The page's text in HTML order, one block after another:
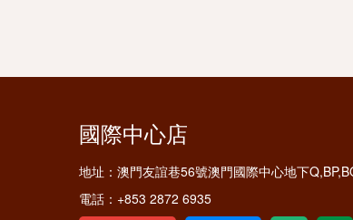
國際中心店
地址： 澳門友誼巷56號澳門國際中心地下
電話： +853 2872 6935